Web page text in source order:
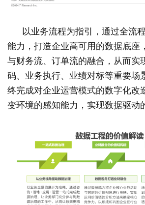
以业务流程为指引，通过全流
能力，打造企业高可用的数据底座
与财务流、订单流的融合，从而实
码、业务执行、业绩对标等重要场
终完成对企业运营模式的数字化改
变环境的感知能力，实现数据驱动